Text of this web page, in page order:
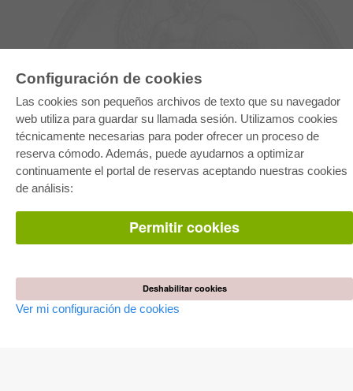
Configuración de cookies
Las cookies son pequeños archivos de texto que su navegador
web utiliza para guardar su llamada sesión. Utilizamos cookies
técnicamente necesarias para poder ofrecer un proceso de
reserva cómodo. Además, puede ayudarnos a optimizar
continuamente el portal de reservas aceptando nuestras cookies
de análisis:
Permitir cookies
Deshabilitar cookies
Ver mi configuración de cookies
E-COLLECTION
Paquete entero
Paquete de especialidades
Pick & Choose
Facilitación de E-Books
Condiciones
AUTOR WERDEN